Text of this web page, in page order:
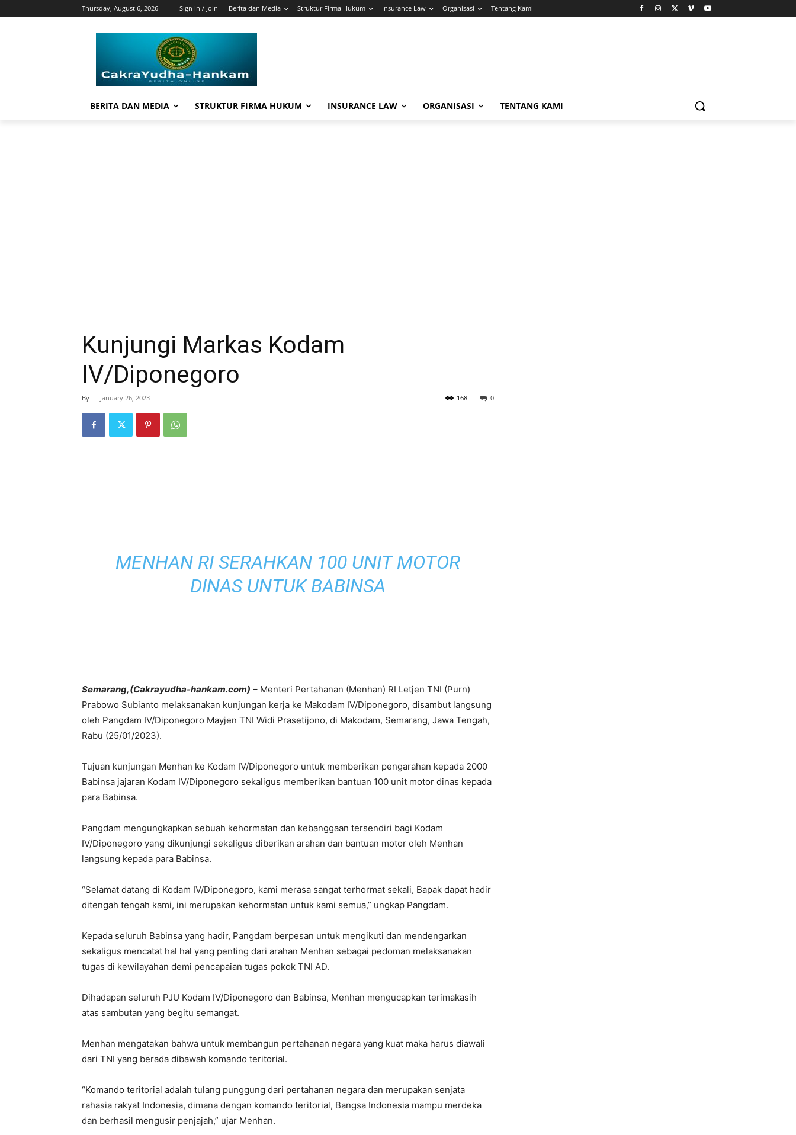
Thursday, August 6, 2026 Sign in / Join Berita dan Media Struktur Firma Hukum Insurance Law Organisasi Tentang Kami
BERITA DAN MEDIA STRUKTUR FIRMA HUKUM INSURANCE LAW ORGANISASI TENTANG KAMI
Kunjungi Markas Kodam
IV/Diponegoro
By - January 26, 2023 0
168
MENHAN RI SERAHKAN 100 UNIT MOTOR
DINAS UNTUK BABINSA
Semarang,(Cakrayudha-hankam.com) – Menteri Pertahanan (Menhan) RI Letjen TNI (Purn)
Prabowo Subianto melaksanakan kunjungan kerja ke Makodam IV/Diponegoro, disambut langsung
oleh Pangdam IV/Diponegoro Mayjen TNI Widi Prasetijono, di Makodam, Semarang, Jawa Tengah,
Rabu (25/01/2023).
Tujuan kunjungan Menhan ke Kodam IV/Diponegoro untuk memberikan pengarahan kepada 2000
Babinsa jajaran Kodam IV/Diponegoro sekaligus memberikan bantuan 100 unit motor dinas kepada
para Babinsa.
Pangdam mengungkapkan sebuah kehormatan dan kebanggaan tersendiri bagi Kodam
IV/Diponegoro yang dikunjungi sekaligus diberikan arahan dan bantuan motor oleh Menhan
langsung kepada para Babinsa.
“Selamat datang di Kodam IV/Diponegoro, kami merasa sangat terhormat sekali, Bapak dapat hadir
ditengah tengah kami, ini merupakan kehormatan untuk kami semua,” ungkap Pangdam.
Kepada seluruh Babinsa yang hadir, Pangdam berpesan untuk mengikuti dan mendengarkan
sekaligus mencatat hal hal yang penting dari arahan Menhan sebagai pedoman melaksanakan
tugas di kewilayahan demi pencapaian tugas pokok TNI AD.
Dihadapan seluruh PJU Kodam IV/Diponegoro dan Babinsa, Menhan mengucapkan terimakasih
atas sambutan yang begitu semangat.
Menhan mengatakan bahwa untuk membangun pertahanan negara yang kuat maka harus diawali
dari TNI yang berada dibawah komando teritorial.
“Komando teritorial adalah tulang punggung dari pertahanan negara dan merupakan senjata
rahasia rakyat Indonesia, dimana dengan komando teritorial, Bangsa Indonesia mampu merdeka
dan berhasil mengusir penjajah,” ujar Menhan.